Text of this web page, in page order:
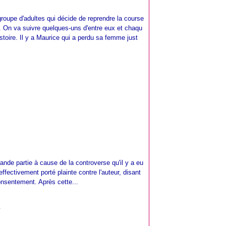
d'adultes qui décide de reprendre la course
va suivre quelques-uns d'entre eux et chaqu
Il y a Maurice qui a perdu sa femme just
partie à cause de la controverse qu'il y a eu
porté plainte contre l'auteur, disant
Après cette...